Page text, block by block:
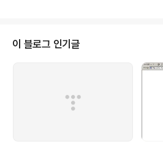
내세우기 위함이었다고도 할 수 있다. 당시 돈좀 있
는 컴퓨터라는 것을 중,고생인 내가 자유자재로 조
이 블로그 인기글